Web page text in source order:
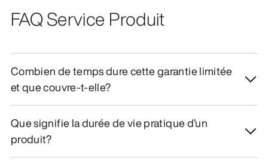
FAQ Service Produit
Combien de temps dure cette garantie limitée
et que couvre-t-elle?
Que signifie la durée de vie pratique d’un
produit?